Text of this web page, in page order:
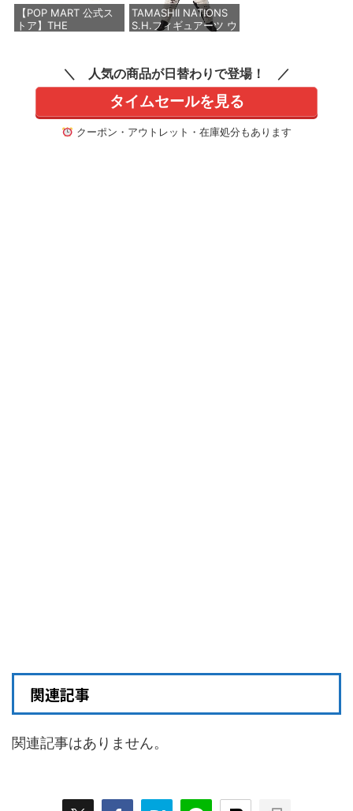
【POP MART 公式ス
トア】THE
【1ピース】 ミニラブ
ブ labubu ラブブ らぶ
ぶ ポップマート ブラ
インドボックス フィギ
ュア おもちゃ ガチャ
TAMASHII NATIONS
S.H.フィギュアーツ ウ
PVC&ABS製 塗装済み
可動フィギュア
価格：¥9,080
人気の商品が日替わりで登場！
タイムセールを見る
クーポン・アウトレット・在庫処分もあります
関連記事
関連記事はありません。